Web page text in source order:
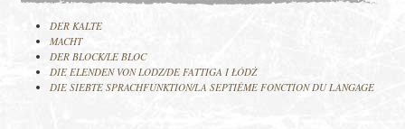
DER KALTE
MACHT
DER BLOCK/LE BLOC
DIE ELENDEN VON LODZ/DE FATTIGA I ŁÓDŻ
DIE SIEBTE SPRACHFUNKTION/LA SEPTIÈME FONCTION DU LANGAGE